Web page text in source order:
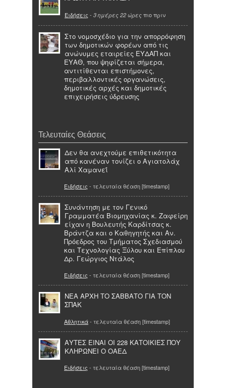
Ειδήσεις - 3 ημέρες 22 ώρες πιο πριν
Στο νομοσχέδιο για την απορρόφηση
των δημοτικών φορέων από τις
ανώνυμες εταιρείες ΕΥΔΑΠ και
ΕΥΑΘ, που ψηφίζεται σήμερα,
αντιτίθενται επιστήμονες,
περιβαλλοντικές οργανώσεις,
δημοτικές αρχές και δημοτικές
επιχειρήσεις ύδρευσης
Τελευταίες Θεάσεις
Δεν θα ανεχτούμε επιθετικότητα
από κανέναν τονίζει ο Αγιατολάχ
Αλί Χαμανεΐ
Ειδήσεις - τελευταία θέαση [timestamp]
Συνάντηση με τον Γενικό
Γραμματέα Βιομηχανίας κ. Ζαφείρη
είχαν η Βουλευτής Καρδίτσας κ.
Βράντζα και ο Καθηγητής και Αν.
Πρόεδρος του Τμήματος Σχεδιασμού
και Τεχνολογίας Ξύλου και Επίπλου
Δρ. Γεώργιος Ντάλος
Ειδήσεις - τελευταία θέαση [timestamp]
NEA ΑΡΧΗ ΤΟ ΣΑΒΒΑΤΟ ΓΙΑ ΤΟΝ
ΣΠΑΚ
Αθλητικά- τελευταία θέαση [timestamp]
ΑΥΤΕΣ ΕΙΝΑΙ ΟΙ 228 ΚΑΤΟΙΚΙΕΣ ΠΟΥ
ΚΛΗΡΩΝΕΙ Ο ΟΑΕΔ
Ειδήσεις - τελευταία θέαση [timestamp]